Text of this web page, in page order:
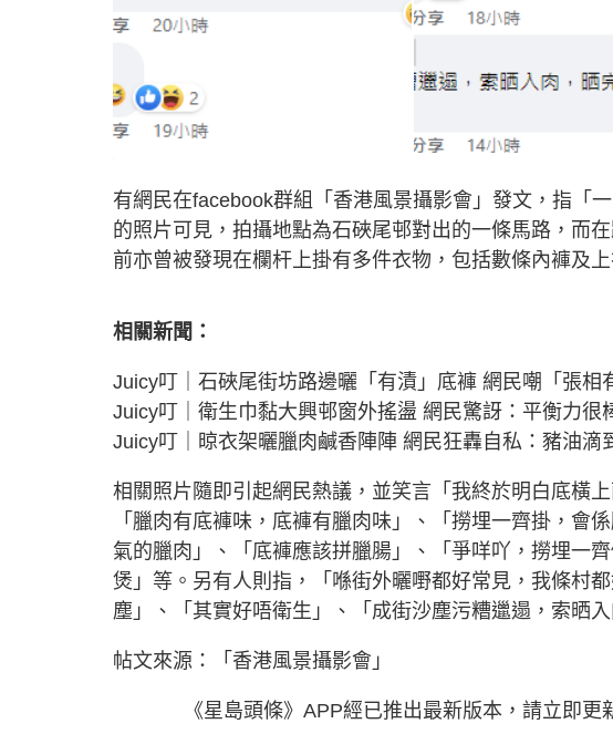
有網民在facebook群組「香港風景攝影會」發文，指「
的照片可見，拍攝地點為石硤尾邨對出的一條馬路，而
前亦曾被發現在欄杆上掛有多件衣物，包括數條內褲及
相關新聞：
Juicy叮｜石硤尾街坊路邊曬「有漬」底褲 網民嘲「張相
Juicy叮｜衛生巾黏大興邨窗外搖盪 網民驚訝：平衡力很
Juicy叮｜晾衣架曬臘肉鹹香陣陣 網民狂轟自私：豬油滴
相關照片隨即引起網民熱議，並笑言「我終於明白底橫
「臘肉有底褲味，底褲有臘肉味」、「撈埋一齊掛，會
氣的臘肉」、「底褲應該拼臘腸」、「爭咩吖，撈埋一
煲」等。另有人則指，「喺街外曬嘢都好常見，我條村
塵」、「其實好唔衛生」、「成街沙塵污糟邋遢，索晒
帖文來源：「香港風景攝影會」
《星島頭條》APP經已推出最新版本，請立即更